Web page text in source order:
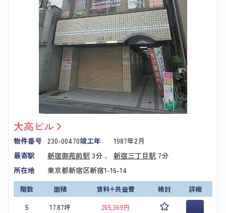
大高ビル
物件番号 230-00470竣工年
1987年2月
最寄駅
新宿御苑前駅 3分 、 新宿三丁目駅 7分
所在地
東京都新宿区新宿1-16-14
階数 面積 賃料+共益費 検討
詳細
5
17.87坪 265,369円